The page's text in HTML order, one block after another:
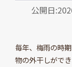
公開日
毎年、梅雨の時
物の外干しがで